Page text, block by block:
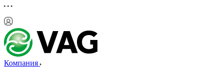
Компания